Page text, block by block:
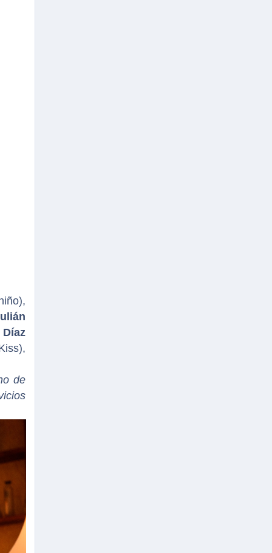
de